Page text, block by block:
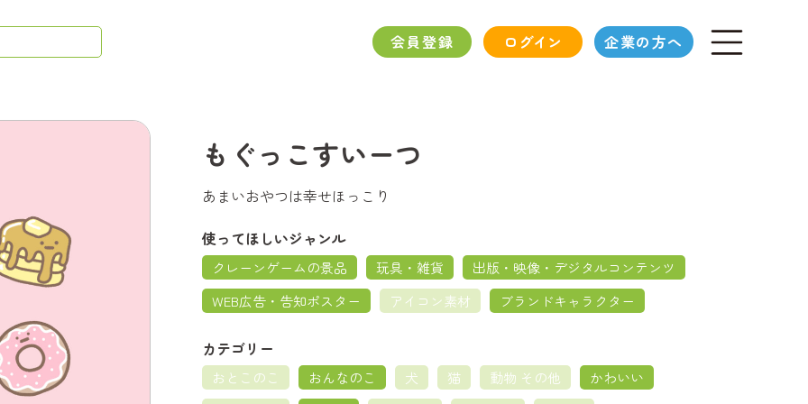
会員登録 ログイン 企業の方へ
もぐっこすいーつ
あまいおやつは幸せほっこり
使ってほしいジャンル
クレーンゲームの景品 玩具・雑貨
出版・映像・デジタルコンテンツ
WEB広告・告知ポスター
アイコン素材 ブランドキャラクター
カテゴリー
おとこのこ おんなのこ 犬 猫 動物 その他
かわいい